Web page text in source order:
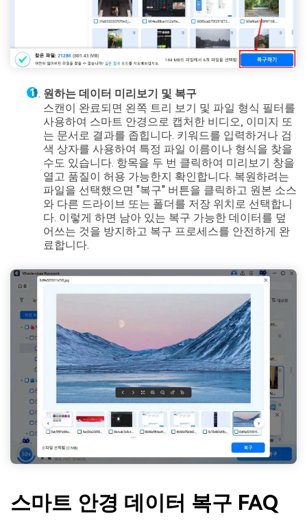
원하는 데이터 미리보기 및 복구
스캔이 완료되면 왼쪽 트리 보기 및 파일 형식 필터를
사용하여 스마트 안경으로 캡처한 비디오, 이미지 또
는 문서로 결과를 좁힙니다. 키워드를 입력하거나 검
색 상자를 사용하여 특정 파일 이름이나 형식을 찾을
수도 있습니다. 항목을 두 번 클릭하여 미리보기 창을
열고 품질이 허용 가능한지 확인합니다. 복원하려는
파일을 선택했으면 "복구" 버튼을 클릭하고 원본 소스
와 다른 드라이브 또는 폴더를 저장 위치로 선택합니
다. 이렇게 하면 남아 있는 복구 가능한 데이터를 덮
어쓰는 것을 방지하고 복구 프로세스를 안전하게 완
료합니다.
스마트 안경 데이터 복구 FAQ